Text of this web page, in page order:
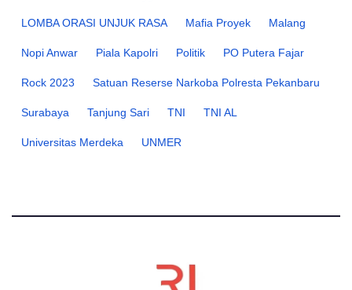
LOMBA ORASI UNJUK RASA Mafia Proyek Malang
Nopi Anwar Piala Kapolri Politik PO Putera Fajar
Rock 2023 Satuan Reserse Narkoba Polresta Pekanbaru
Surabaya Tanjung Sari TNI TNI AL
Universitas Merdeka UNMER